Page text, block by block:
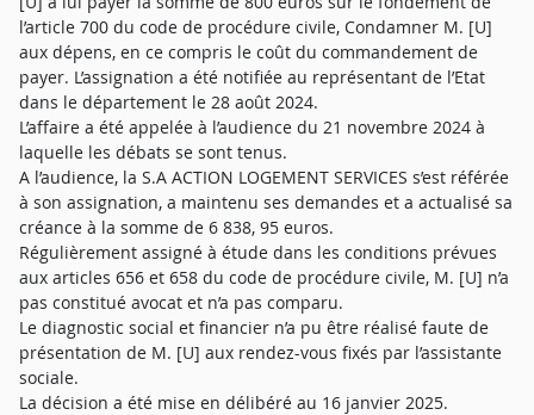
l’article 700 du code de procédure civile, Condamner M. [U]
aux dépens, en ce compris le coût du commandement de
payer. L’assignation a été notifiée au représentant de l’Etat
dans le département le 28 août 2024.
L’affaire a été appelée à l’audience du 21 novembre 2024 à
laquelle les débats se sont tenus.
A l’audience, la S.A ACTION LOGEMENT SERVICES s’est référée
à son assignation, a maintenu ses demandes et a actualisé sa
créance à la somme de 6 838, 95 euros.
Régulièrement assigné à étude dans les conditions prévues
aux articles 656 et 658 du code de procédure civile, M. [U] n’a
pas constitué avocat et n’a pas comparu.
Le diagnostic social et financier n’a pu être réalisé faute de
présentation de M. [U] aux rendez-vous fixés par l’assistante
sociale.
La décision a été mise en délibéré au 16 janvier 2025.